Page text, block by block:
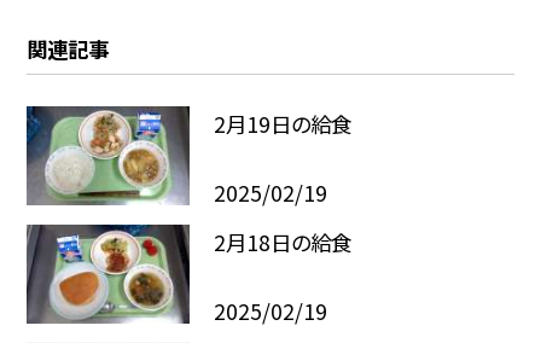
関連記事
2月19日の給食
2025/02/19
2月18日の給食
2025/02/19